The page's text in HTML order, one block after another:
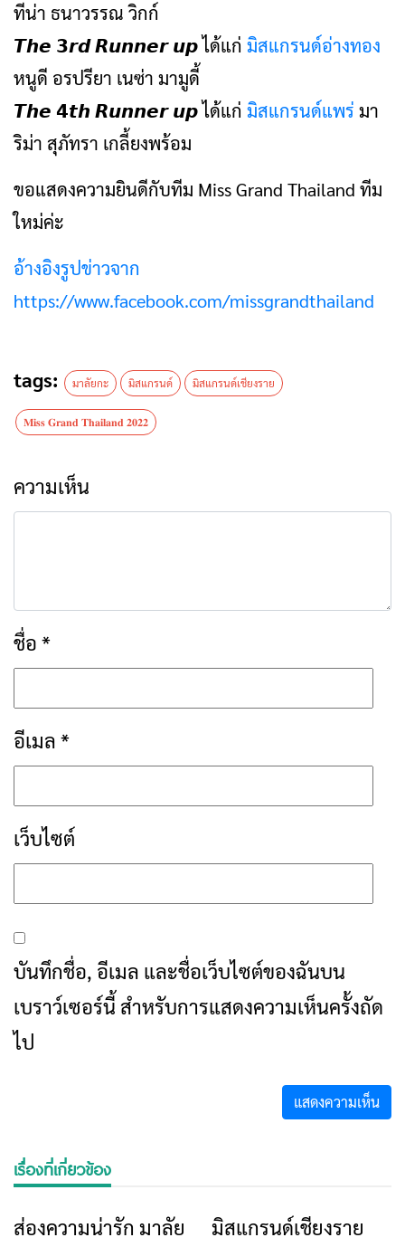
ทีน่า ธนาวรรณ วิกก์
𝙏𝙝𝙚 𝟯𝙧𝙙 𝙍𝙪𝙣𝙣𝙚𝙧 𝙪𝙥 ได้แก่ มิสแกรนด์อ่างทอง
หนูดี อรปรียา เนซ่า มามูดี้
𝙏𝙝𝙚 𝟰𝙩𝙝 𝙍𝙪𝙣𝙣𝙚𝙧 𝙪𝙥 ได้แก่ มิสแกรนด์แพร่ มา
ริม่า สุภัทรา เกลี้ยงพร้อม
ขอแสดงความยินดีกับทีม Miss Grand Thailand ทีม
ใหม่ค่ะ
อ้างอิงรูปข่าวจาก
https://www.facebook.com/missgrandthailand
tags: มาลัยกะ มิสแกรนด์ มิสแกรนด์เชียงราย
𝐌𝐢𝐬𝐬 𝐆𝐫𝐚𝐧𝐝 𝐓𝐡𝐚𝐢𝐥𝐚𝐧𝐝 𝟐𝟎𝟐𝟐
ความเห็น
ชื่อ *
อีเมล *
เว็บไซต์
บันทึกชื่อ, อีเมล และชื่อเว็บไซต์ของฉันบน
เบราว์เซอร์นี้ สำหรับการแสดงความเห็นครั้งถัด
ไป
เรื่องที่เกี่ยวข้อง
ข่าวเชียงราย
ส่องความน่ารัก มาลัย ข่าวเชียงราย
มิสแกรนด์เชียงราย